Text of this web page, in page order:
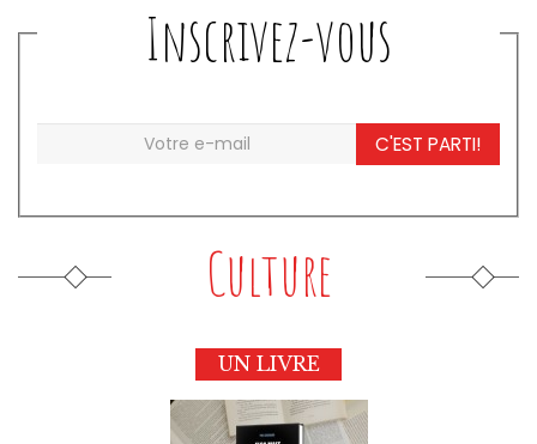
Inscrivez-vous
C'EST PARTI!
Culture
UN LIVRE